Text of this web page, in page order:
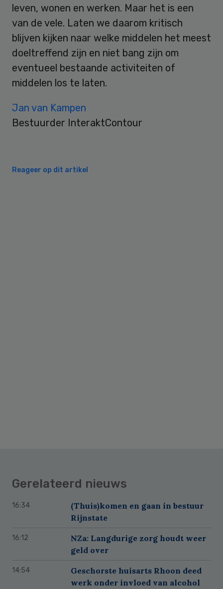
leven, wonen en werken. Maar het is een
van de vele. Laten we daarom kritisch
blijven kijken naar welke middelen het meest
doeltreffend zijn en niet bang zijn om
eventueel bestaande activiteiten of
middelen los te laten.
Jan van Kampen
Bestuurder InteraktContour
Reageer op dit artikel
Gerelateerd nieuws
16:34
(Thuis)komen en gaan in bestuur
Rijnstate
16:12
NZa: Langdurige zorg houdt weer
geld over
14:54
Geschorste huisarts Rhoon deed
werk onder invloed van alcohol